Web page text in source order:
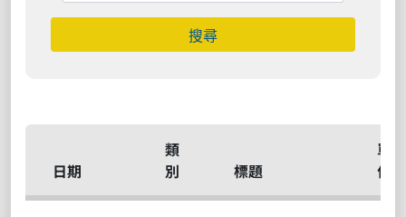
搜尋
日期
類
別
標題
單
位